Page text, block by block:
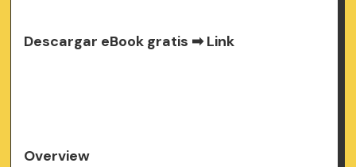
Descargar eBook gratis ➡Link
Overview